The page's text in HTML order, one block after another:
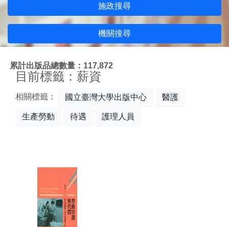
施政搜尋
機關搜尋
累計出版品總數量：117,872
目前標籤：薪資
相關標籤： 國立臺灣大學出版中心 醫護
生產勞動 待遇 護理人員